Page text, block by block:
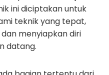
ini diciptakan untuk
teknik yang tepat,
menyiapkan diri
datang.